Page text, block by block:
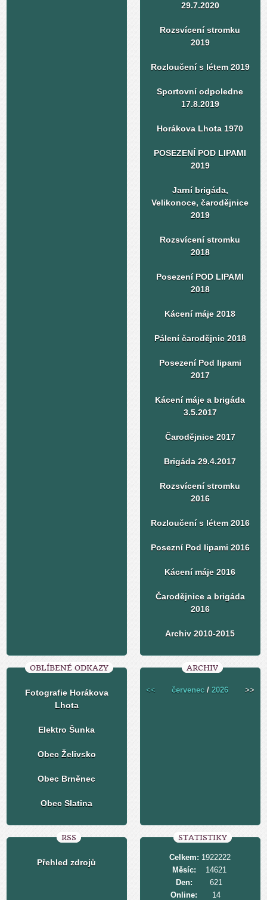
29.7.2020
Rozsvícení stromku
2019
Rozloučení s létem 2019
Sportovní odpoledne
17.8.2019
Horákova Lhota 1970
POSEZENÍ POD LIPAMI
2019
Jarní brigáda,
Velikonoce, čarodějnice
2019
Rozsvícení stromku
2018
Posezení POD LIPAMI
2018
Kácení máje 2018
Pálení čarodějnic 2018
Posezení Pod lipami
2017
Kácení máje a brigáda
3.5.2017
Čarodějnice 2017
Brigáda 29.4.2017
Rozsvícení stromku
2016
Rozloučení s létem 2016
Posezní Pod lipami 2016
Kácení máje 2016
Čarodějnice a brigáda
2016
Archiv 2010-2015
OBLÍBENÉ ODKAZY
Fotografie Horákova
Lhota
Elektro Šunka
Obec Želivsko
Obec Brněnec
Obec Slatina
ARCHIV
<< červenec /2026 >>
RSS
Přehled zdrojů
STATISTIKY
Online: 14
Celkem: 1922222
Měsíc:
14621
Den:
621